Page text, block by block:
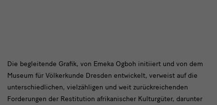
Die
begleitende
Grafik
Die begleitende Grafik, von Emeka Ogboh initiiert und von dem
Museum für Völkerkunde Dresden entwickelt, verweist auf die
unterschiedlichen, vielzähligen und weit zurückreichenden
Forderungen der Restitution afrikanischer Kulturgüter, darunter